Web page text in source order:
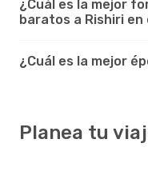
¿Cuál es la mejor
baratos a Rishiri en
¿Cuál es la mejor
Planea tu